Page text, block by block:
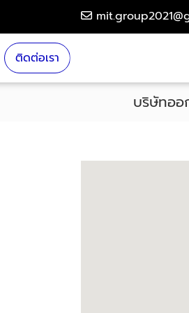
ติดต่อเรา
บริษัทออ